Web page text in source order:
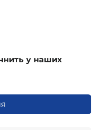
у наших